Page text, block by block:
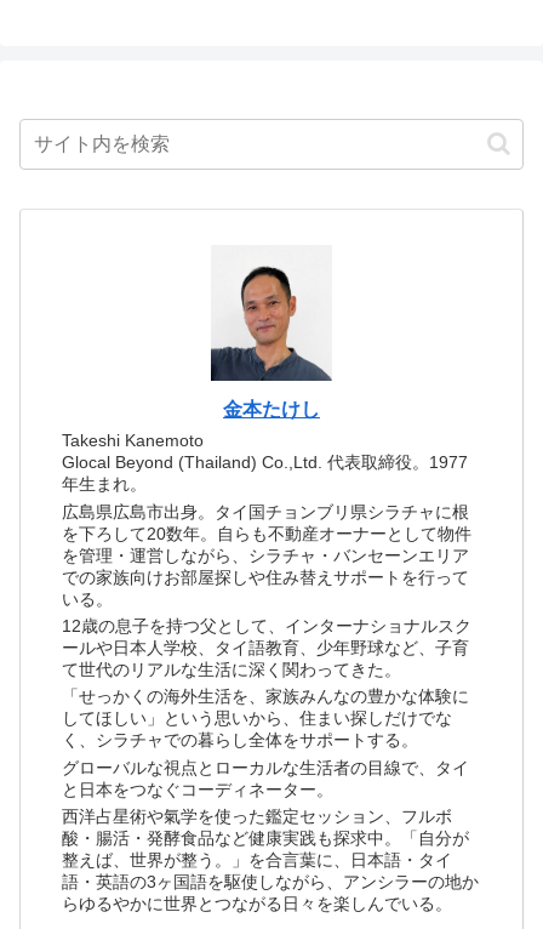
金本たけし
Takeshi Kanemoto
Glocal Beyond (Thailand) Co.,Ltd. 代表取締役。1977
年生まれ。
広島県広島市出身。タイ国チョンブリ県シラチャに根
を下ろして20数年。自らも不動産オーナーとして物件
を管理・運営しながら、シラチャ・バンセーンエリア
での家族向けお部屋探しや住み替えサポートを行って
いる。
12歳の息子を持つ父として、インターナショナルスク
ールや日本人学校、タイ語教育、少年野球など、子育
て世代のリアルな生活に深く関わってきた。
「せっかくの海外生活を、家族みんなの豊かな体験に
してほしい」という思いから、住まい探しだけでな
く、シラチャでの暮らし全体をサポートする。
グローバルな視点とローカルな生活者の目線で、タイ
と日本をつなぐコーディネーター。
西洋占星術や氣学を使った鑑定セッション、フルボ
酸・腸活・発酵食品など健康実践も探求中。「自分が
整えば、世界が整う。」を合言葉に、日本語・タイ
語・英語の3ヶ国語を駆使しながら、アンシラーの地か
らゆるやかに世界とつながる日々を楽しんでいる。